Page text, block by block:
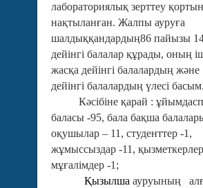
лабораториялық зерттеу
нақтыланған. Жалпы ауруға
шалдыққандардың86 пайызы
дейінгі балалар құрады, оның
жасқа дейінгі балалардың
дейінгі балалардың үлесі басым.
Кәсібіне қарай :
баласы -95, бала бақша
оқушылар – 11, студенттер -1,
жұмыссыздар -11,
мұғалімдер -1;
Қызылша ауруының